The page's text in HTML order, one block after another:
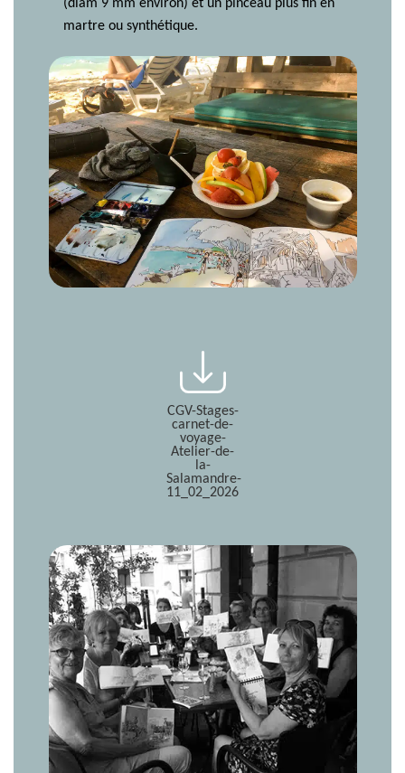
(diam 9 mm environ) et un pinceau plus fin en
martre ou synthétique.
CGV-Stages-
carnet-de-
voyage-
Atelier-de-
la-
Salamandre-
11_02_2026